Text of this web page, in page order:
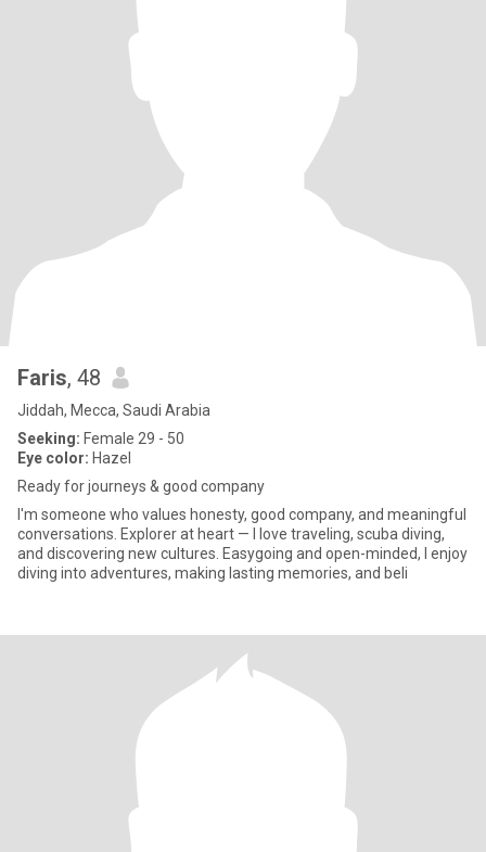
Faris, 48
Jiddah, Mecca, Saudi Arabia
Seeking: Female 29 - 50
Eye color: Hazel
Ready for journeys & good company
I'm someone who values honesty, good company, and meaningful
conversations. Explorer at heart — I love traveling, scuba diving,
and discovering new cultures. Easygoing and open-minded, I enjoy
diving into adventures, making lasting memories, and beli